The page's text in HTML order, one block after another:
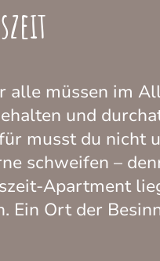
alle müssen im
und
musst du nicht
schweifen –
Apartment
Ein Ort der